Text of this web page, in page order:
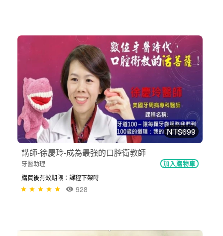
NT$699
講師-徐慶玲-成為最強的口腔衛教師
牙醫助理 加入購物車
購買後有效期限：課程下架時
928